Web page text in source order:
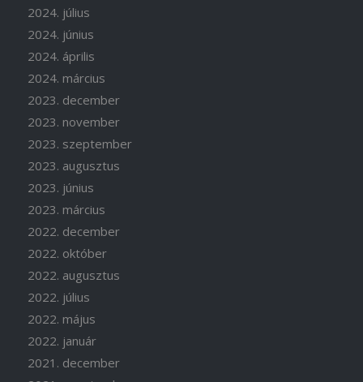
2024. július
2024. június
2024. április
2024. március
2023. december
2023. november
2023. szeptember
2023. augusztus
2023. június
2023. március
2022. december
2022. október
2022. augusztus
2022. július
2022. május
2022. január
2021. december